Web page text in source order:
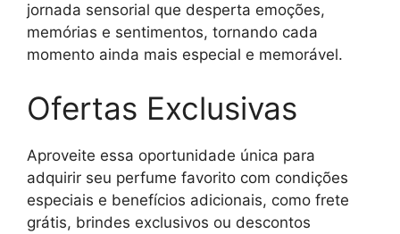
jornada sensorial que desperta emoções,
memórias e sentimentos, tornando cada
momento ainda mais especial e memorável.
Ofertas Exclusivas
Aproveite essa oportunidade única para
adquirir seu perfume favorito com condições
especiais e benefícios adicionais, como frete
grátis, brindes exclusivos ou descontos